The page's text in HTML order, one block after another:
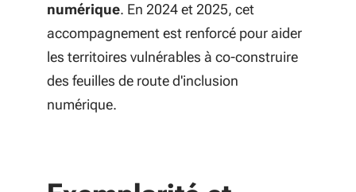
numérique. En 2024 et 2025, cet
accompagnement est renforcé pour aider
les territoires vulnérables à co-construire
des feuilles de route d'inclusion
numérique.